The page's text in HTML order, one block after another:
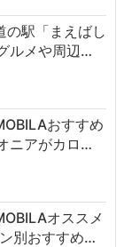
の駅「まえばし
ルメや周辺…
おすすめ
ニアがカロ…
オススメ
別おすすめ…